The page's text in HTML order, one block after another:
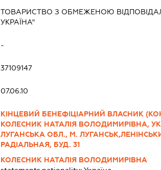
ТОВАРИСТВО З ОБМЕЖЕНОЮ
УКРАЇНА"
-
37109147
07.06.10
КІНЦЕВИЙ БЕНЕФІЦІАРНИЙ ВЛАСНИК
КОЛЕСНИК НАТАЛІЯ ВОЛОДИМИРІВНА,
ЛУГАНСЬКА ОБЛ., М.
РАДІАЛЬНАЯ, БУД. 31
КОЛЕСНИК НАТАЛІЯ ВОЛОДИМИРІВНА